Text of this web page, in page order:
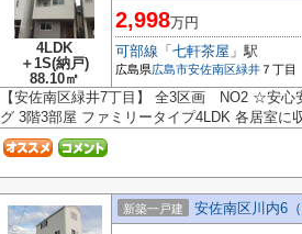
4LDK
＋1S(納戸)
88.10㎡
2,998万円
可部線 「 七軒茶屋 」駅
広島県広島市安佐南区緑井 ７丁目
【安佐南区緑井7丁目】 全3区画 NO2 ☆安心
グ 3階3部屋 ファミリータイプ4LDK 各居
新築一戸建 安佐南区川内6（